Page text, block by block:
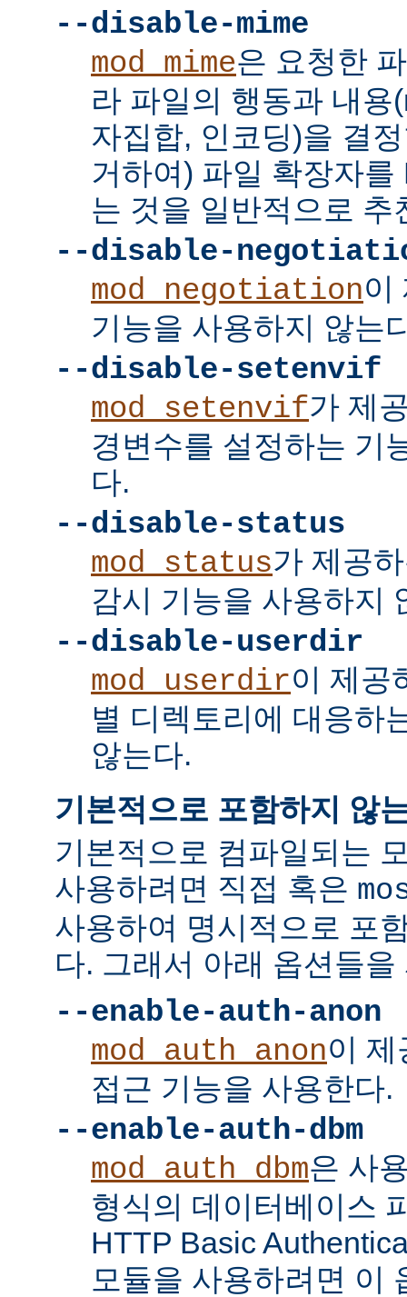
--disable-mime
mod_mime은 요청한
라 파일의 행동과 내용
자집합, 인코딩)을 결
거하여) 파일 확장자
는 것을 일반적으로 추
--disable-
mod_negotiation이
기능을 사용하지 않는
--disable-setenvif
mod_setenvif가 제
경변수를 설정하는 기
다.
--disable-status
mod_status가 제공
감시 기능을 사용하지
--disable-userdir
mod_userdir이 제공
별 디렉토리에 대응하
않는다.
기본적으로 포함하지 않
기본적으로 컴파일되는
사용하려면 직접 혹은
사용하여 명시적으로 포
다. 그래서 아래 옵션들을
--enable-auth-anon
mod_auth_anon이
접근 기능을 사용한다.
--enable-auth-dbm
mod_auth_dbm은 사
형식의 데이터베이스
HTTP Basic
모듈을 사용하려면 이